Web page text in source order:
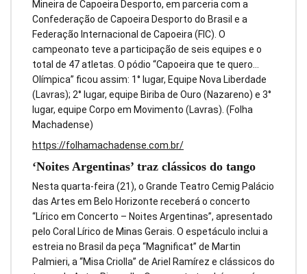
Mineira de Capoeira Desporto, em parceria com a
Confederação de Capoeira Desporto do Brasil e a
Federação Internacional de Capoeira (FIC). O
campeonato teve a participação de seis equipes e o
total de 47 atletas. O pódio “Capoeira que te quero…
Olímpica” ficou assim: 1° lugar, Equipe Nova Liberdade
(Lavras); 2° lugar, equipe Biriba de Ouro (Nazareno) e 3°
lugar, equipe Corpo em Movimento (Lavras). (Folha
Machadense)
https://folhamachadense.com.br/
‘Noites Argentinas’ traz clássicos do tango
Nesta quarta-feira (21), o Grande Teatro Cemig Palácio
das Artes em Belo Horizonte receberá o concerto
“Lírico em Concerto – Noites Argentinas”, apresentado
pelo Coral Lírico de Minas Gerais. O espetáculo inclui a
estreia no Brasil da peça “Magnificat” de Martin
Palmieri, a “Misa Criolla” de Ariel Ramírez e clássicos do